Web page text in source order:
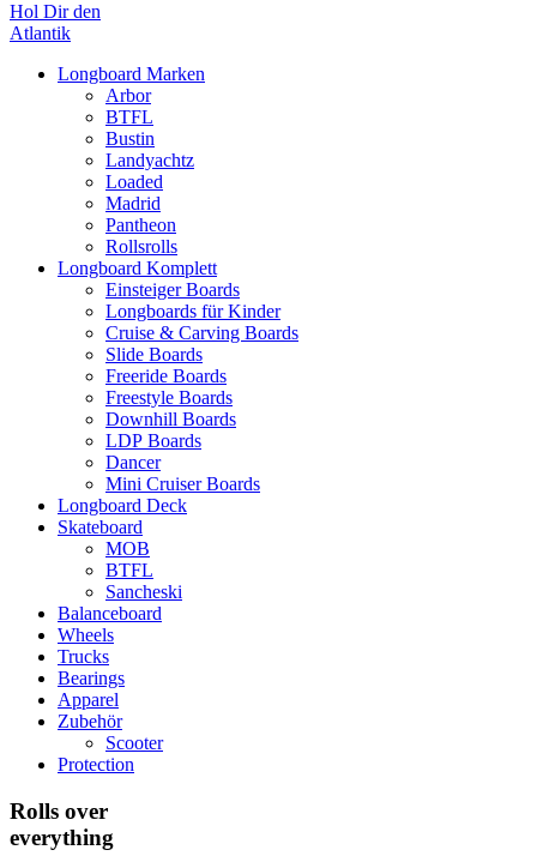
Hol Dir den
Atlantik
Longboard Marken
Arbor
BTFL
Bustin
Landyachtz
Loaded
Madrid
Pantheon
Rollsrolls
Longboard Komplett
Einsteiger Boards
Longboards für Kinder
Cruise & Carving Boards
Slide Boards
Freeride Boards
Freestyle Boards
Downhill Boards
LDP Boards
Dancer
Mini Cruiser Boards
Longboard Deck
Skateboard
MOB
BTFL
Sancheski
Balanceboard
Wheels
Trucks
Bearings
Apparel
Zubehör
Scooter
Protection
Rolls over
everything